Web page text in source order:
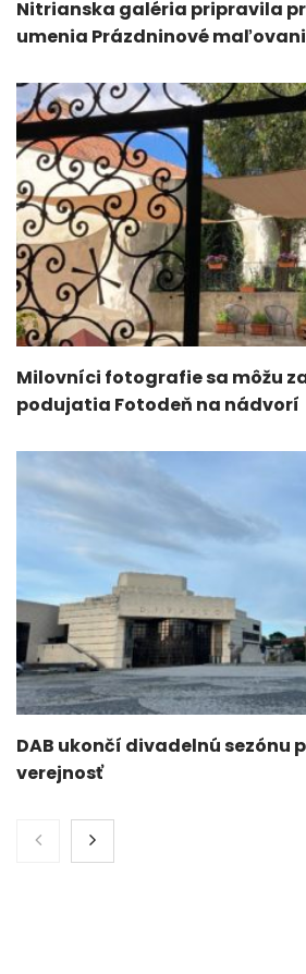
Nitrianska galéria pripravila
umenia Prázdninové
Milovníci fotografie sa môžu
podujatia Fotodeň na nádvorí
DAB ukončí divadelnú sezónu
verejnosť